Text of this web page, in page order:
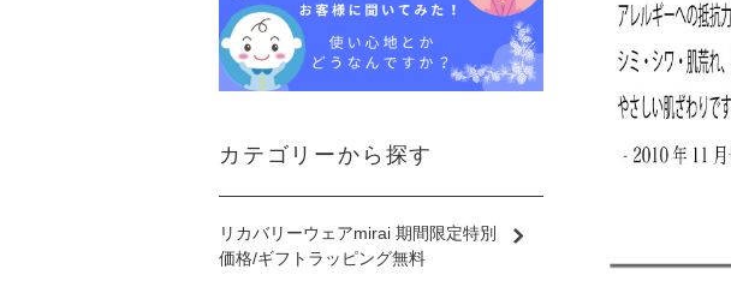
カテゴリーから探す
リカバリーウェアmirai 期間限定特別
価格/ギフトラッピング無料